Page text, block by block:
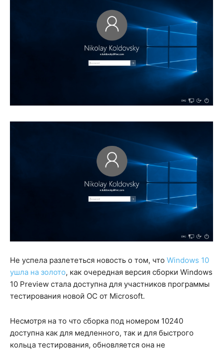
Не успела разлететься новость о том, что Windows 10
ушла на золото, как очередная версия сборки Windows
10 Preview стала доступна для участников программы
тестирования новой ОС от Microsoft.
Несмотря на то что сборка под номером 10240
доступна как для медленного, так и для быстрого
кольца тестирования, обновляется она не